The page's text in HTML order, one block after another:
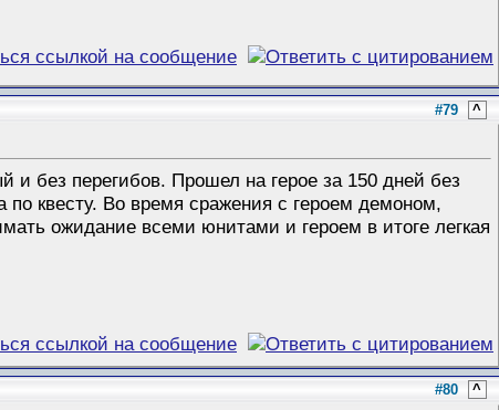
#79 ^
и без перегибов. Прошел на герое за 150 дней без
квесту. Во время сражения с героем демоном,
ожидание всеми юнитами и героем в итоге легкая
#80 ^